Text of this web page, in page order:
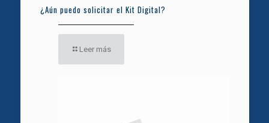
¿Aún puedo solicitar el Kit Digital?
Leer más